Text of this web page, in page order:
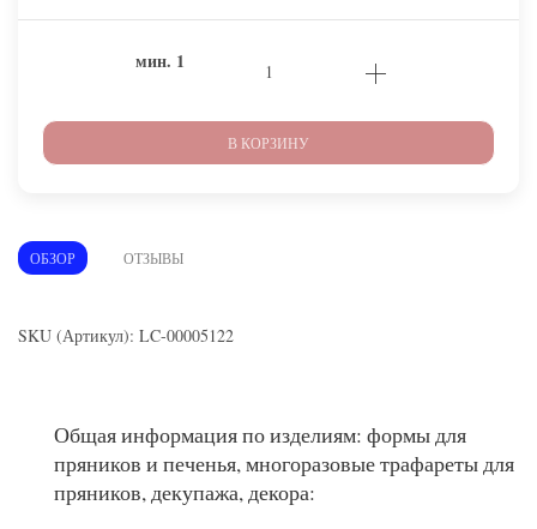
мин. 1
В КОРЗИНУ
ОБЗОР ОТЗЫВЫ
SKU (Артикул): LC-00005122
Общая информация по изделиям: формы для
пряников и печенья, многоразовые трафареты для
пряников, декупажа, декора: